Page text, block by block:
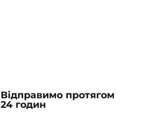
Відправимо протягом
24 годин